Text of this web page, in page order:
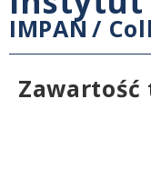
IMPAN /
Zawartość